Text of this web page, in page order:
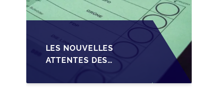
LES NOUVELLES
ATTENTES DES
TRANSMISSION DES